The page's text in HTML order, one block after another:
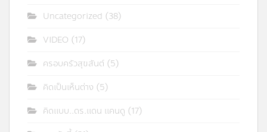
Uncategorized (38)
VIDEO (17)
ครอบครัวสุขสันต์ (5)
คิดเป็นเห็นต่าง (5)
คิดแบบ..ดร.แดน แคนดู (17)